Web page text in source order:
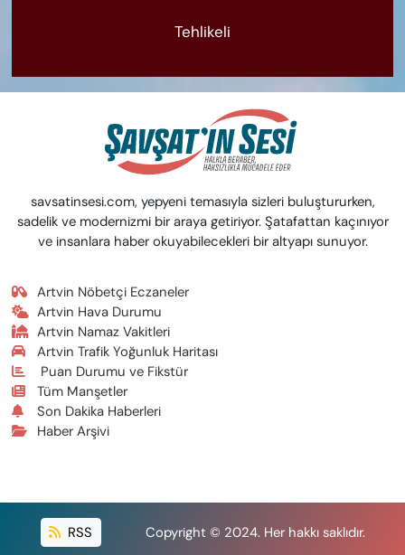
Tehlikeli
savsatinsesi.com, yepyeni temasıyla sizleri buluştururken,
sadelik ve modernizmi bir araya getiriyor. Şatafattan kaçınıyor
ve insanlara haber okuyabilecekleri bir altyapı sunuyor.
Artvin Nöbetçi Eczaneler
Artvin Hava Durumu
Artvin Namaz Vakitleri
Artvin Trafik Yoğunluk Haritası
Puan Durumu ve Fikstür
Tüm Manşetler
Son Dakika Haberleri
Haber Arşivi
RSS Copyright © 2024. Her hakkı saklıdır.